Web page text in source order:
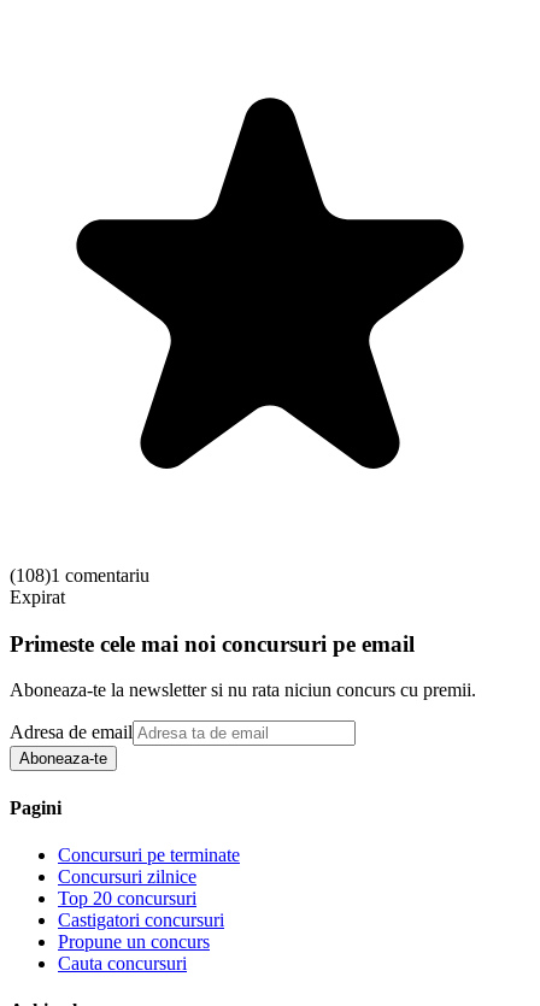
(108)1 comentariu
Expirat
Primeste cele mai noi concursuri pe email
Aboneaza-te la newsletter si nu rata niciun concurs cu premii.
Adresa de email
Aboneaza-te
Pagini
Concursuri pe terminate
Concursuri zilnice
Top 20 concursuri
Castigatori concursuri
Propune un concurs
Cauta concursuri